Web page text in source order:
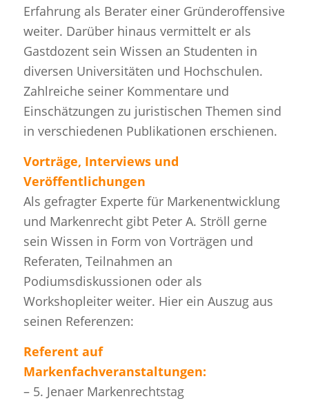
Erfahrung als Berater einer Gründeroffensive
weiter. Darüber hinaus vermittelt er als
Gastdozent sein Wissen an Studenten in
diversen Universitäten und Hochschulen.
Zahlreiche seiner Kommentare und
Einschätzungen zu juristischen Themen sind
in verschiedenen Publikationen erschienen.
Vorträge, Interviews und
Veröffentlichungen
Als gefragter Experte für Markenentwicklung
und Markenrecht gibt Peter A. Ströll gerne
sein Wissen in Form von Vorträgen und
Referaten, Teilnahmen an
Podiumsdiskussionen oder als
Workshopleiter weiter. Hier ein Auszug aus
seinen Referenzen:
Referent auf
Markenfachveranstaltungen:
– 5. Jenaer Markenrechtstag